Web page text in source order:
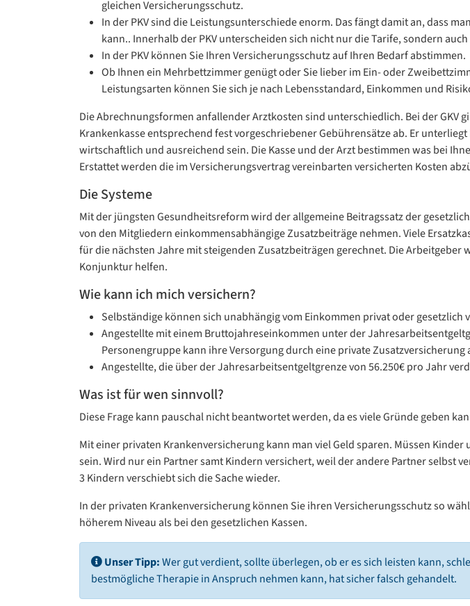
gleichen Versicherungsschutz.
In der PKV sind die Leistungsunterschiede enorm. Das fängt damit an, dass
kann.. Innerhalb der PKV unterscheiden sich nicht nur die Tarife, sondern
In der PKV können Sie Ihren Versicherungsschutz auf Ihren Bedarf abstimmen.
Ob Ihnen ein Mehrbettzimmer genügt oder Sie lieber im Ein- oder
Leistungsarten können Sie sich je nach Lebensstandard, Einkommen und
Die Abrechnungsformen anfallender Arztkosten sind unterschiedlich. Bei der
Krankenkasse entsprechend fest vorgeschriebener Gebührensätze ab. Er
wirtschaftlich und ausreichend sein. Die Kasse und der Arzt bestimmen was bei
Erstattet werden die im Versicherungsvertrag vereinbarten versicherten Kosten
Die Systeme
Mit der jüngsten Gesundheitsreform wird der allgemeine Beitragssatz der
von den Mitgliedern einkommensabhängige Zusatzbeiträge nehmen. Viele
für die nächsten Jahre mit steigenden Zusatzbeiträgen gerechnet. Die
Konjunktur helfen.
Wie kann ich mich versichern?
Selbständige können sich unabhängig vom Einkommen privat oder gesetzlich
Angestellte mit einem Bruttojahreseinkommen unter der
Personengruppe kann ihre Versorgung durch eine private Zusatzversicherung
Angestellte, die über der Jahresarbeitsentgeltgrenze von 56.250€ pro Jahr
Was ist für wen sinnvoll?
Diese Frage kann pauschal nicht beantwortet werden, da es viele Gründe geben
Mit einer privaten Krankenversicherung kann man viel Geld sparen. Müssen
sein. Wird nur ein Partner samt Kindern versichert, weil der andere Partner selbst
3 Kindern verschiebt sich die Sache wieder.
In der privaten Krankenversicherung können Sie ihren Versicherungsschutz so
höherem Niveau als bei den gesetzlichen Kassen.
Unser Tipp:Wer gut verdient, sollte überlegen, ob er es sich leisten kann,
bestmögliche Therapie in Anspruch nehmen kann, hat sicher falsch gehandelt.